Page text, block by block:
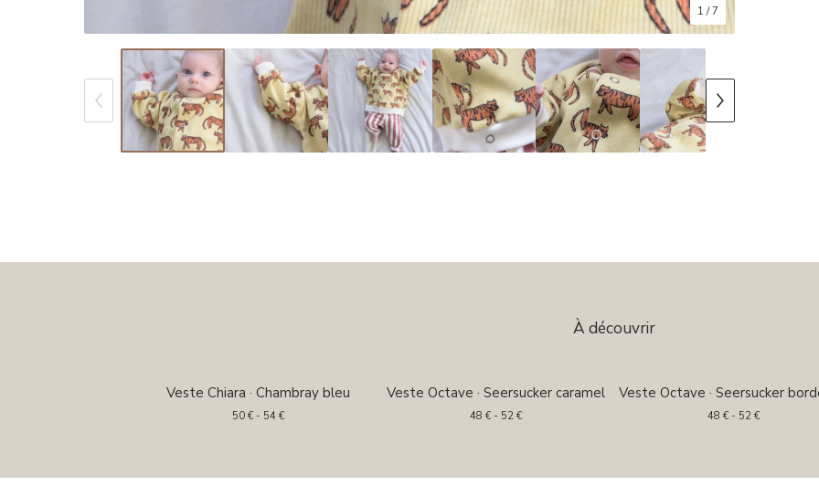
1 / 7
À découvrir
Veste Chiara · Chambray bleu
50 €- 54 €
Veste Octave · Seersucker caramel
48 €- 52 €
Veste Octave · Seersucker
48 €- 52 €